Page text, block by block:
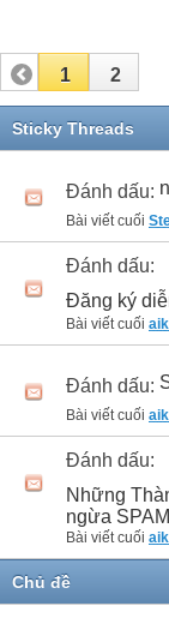
1 2
Sticky Threads
Đánh dấu:
Bài viết cuối
Đánh dấu:
Đăng ký
Bài viết cuối
Đánh dấu:
Bài viết cuối
Đánh dấu:
Những
ngừa SPAM
Bài viết cuối
Chủ đề